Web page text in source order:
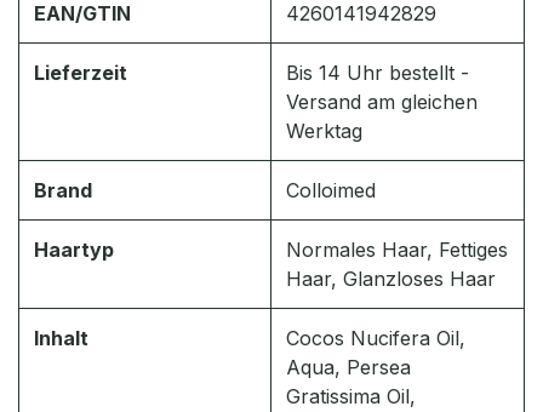
EAN/GTIN 4260141942829
Lieferzeit
Bis 14 Uhr bestellt -
Versand am gleichen
Werktag
Brand Colloimed
Haartyp
Normales Haar, Fettiges
Haar, Glanzloses Haar
Inhalt
Cocos Nucifera Oil,
Aqua, Persea
Gratissima Oil,